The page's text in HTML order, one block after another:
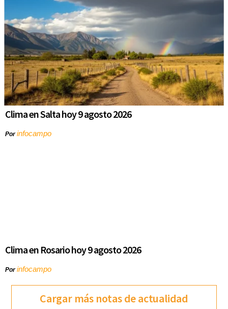
Clima en Salta hoy 9 agosto 2026
Porinfocampo
Clima en Rosario hoy 9 agosto 2026
Porinfocampo
Cargar más notas de actualidad